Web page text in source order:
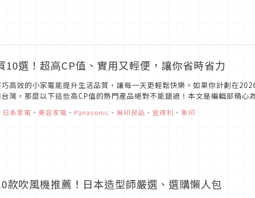
10選！超高CP值、實用又輕便，讓你省時省力
高效的小家電能提升生活品質，讓每一天更輕鬆快樂。如果你計劃在
灣，那麼以下這些高CP值的熱門產品絕對不能錯過！本文是編輯部精心
日系家電 、 美容家電 、 Panasonic 、 無印良品 、 宜得利 、 象印
款吹風機推薦！日本造型師嚴選、選購懶人包